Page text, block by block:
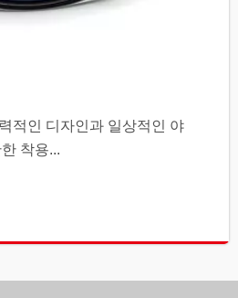
적인 디자인과 일상적인 야
착용...